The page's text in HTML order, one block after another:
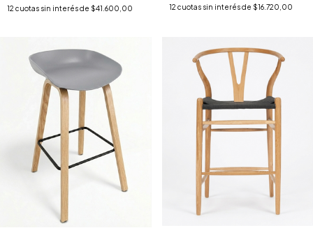
12 cuotas sin interés de $41.600,00
12 cuotas sin interés de $16.720,00